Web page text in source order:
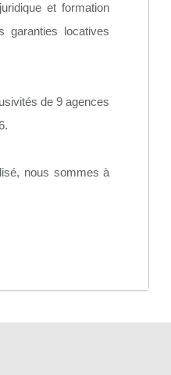
et formation
garanties locatives
de 9 agences
nous sommes à